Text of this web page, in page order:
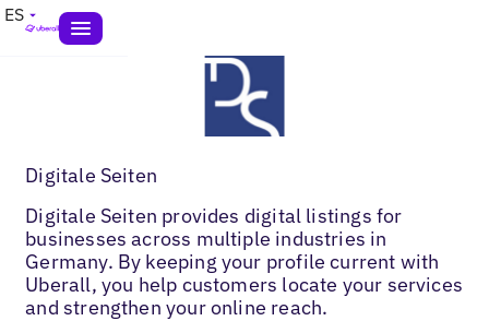
ES
Digitale Seiten
Digitale Seiten provides digital listings for
businesses across multiple industries in
Germany. By keeping your profile current with
Uberall, you help customers locate your services
and strengthen your online reach.